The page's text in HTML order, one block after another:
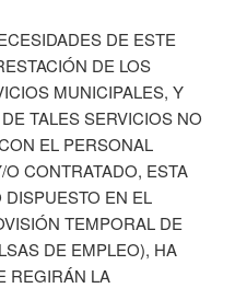
DE ESTE
DE LOS
MUNICIPALES, Y
TALES SERVICIOS NO
EL PERSONAL
CONTRATADO, ESTA
EN EL
TEMPORAL DE
DE EMPLEO), HA
REGIRÁN LA